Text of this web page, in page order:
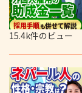
15.4k件のビュー